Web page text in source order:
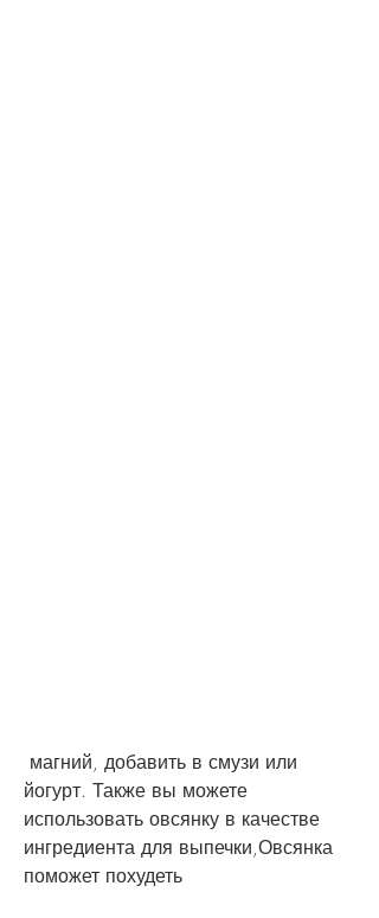
йогурт. Также вы можете
использовать овсянку в качестве
ингредиента для выпечки,Овсянка
поможет похудеть